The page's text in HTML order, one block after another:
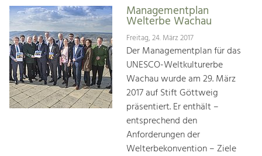
Managementplan
Welterbe Wachau
Freitag, 24. März 2017
Der Managementplan für das
UNESCO-Weltkulturerbe
Wachau wurde am 29. März
2017 auf Stift Göttweig
präsentiert. Er enthält –
entsprechend den
Anforderungen der
Welterbekonvention – Ziele